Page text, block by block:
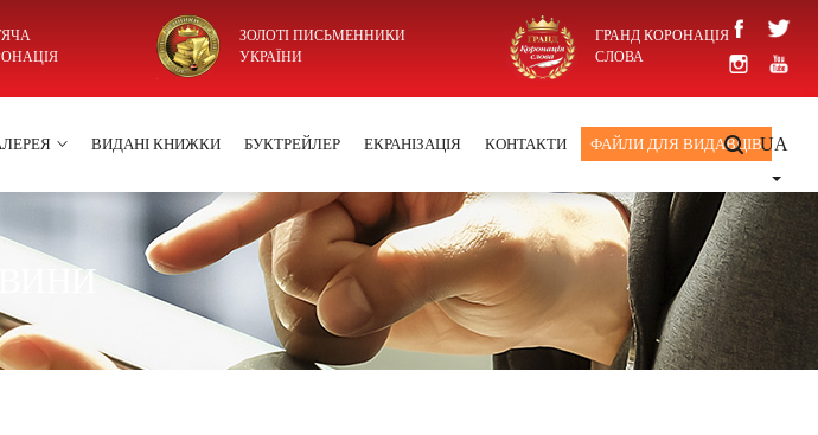
ЗОЛОТІ ПИСЬМЕННИКИ
УКРАЇНИ
ГРАНД КОРОНАЦІЯ
СЛОВА
ВИДАНІ КНИЖКИ БУКТРЕЙЛЕР ЕКРАНІЗАЦІЯ КОНТАКТИ ФАЙЛИ ДЛЯ ВИДАВЦІВUA